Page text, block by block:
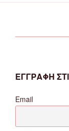
ΕΓΓΡΑΦΗ
Email